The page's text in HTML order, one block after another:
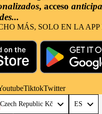
, acceso
MÁS, SOLO EN LA APP
TiktokTwitter
Czech Republic Kč ES